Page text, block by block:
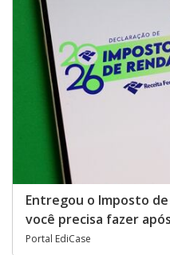
Entregou o Imposto de
você precisa fazer
Portal EdiCase